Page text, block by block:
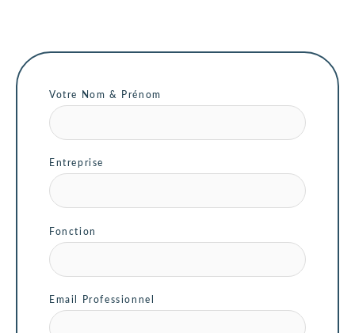
Votre Nom & Prénom
Entreprise
Fonction
Email Professionnel